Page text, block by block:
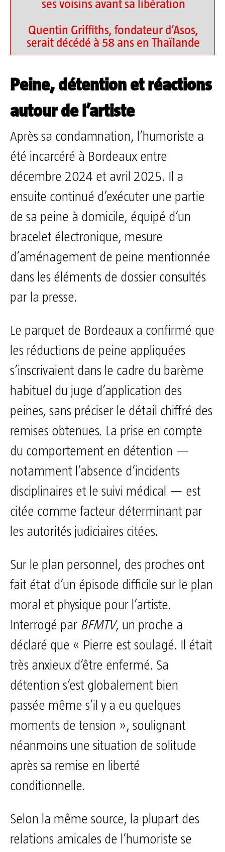
ses voisins avant sa libération
Quentin Griffiths, fondateur d’Asos,
serait décédé à 58 ans en Thaïlande
Peine, détention et réactions
autour de l’artiste
Après sa condamnation, l’humoriste a
été incarcéré à Bordeaux entre
décembre 2024 et avril 2025. Il a
ensuite continué d’exécuter une partie
de sa peine à domicile, équipé d’un
bracelet électronique, mesure
d’aménagement de peine mentionnée
dans les éléments de dossier consultés
par la presse.
Le parquet de Bordeaux a confirmé que
les réductions de peine appliquées
s’inscrivaient dans le cadre du barème
habituel du juge d’application des
peines, sans préciser le détail chiffré des
remises obtenues. La prise en compte
du comportement en détention —
notamment l’absence d’incidents
disciplinaires et le suivi médical — est
citée comme facteur déterminant par
les autorités judiciaires citées.
Sur le plan personnel, des proches ont
fait état d’un épisode difficile sur le plan
moral et physique pour l’artiste.
Interrogé par BFMTV, un proche a
déclaré que « Pierre est soulagé. Il était
très anxieux d’être enfermé. Sa
détention s’est globalement bien
passée même s’il y a eu quelques
moments de tension », soulignant
néanmoins une situation de solitude
après sa remise en liberté
conditionnelle.
Selon la même source, la plupart des
relations amicales de l’humoriste se